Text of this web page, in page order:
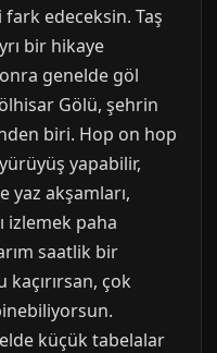
edeceksin. Taş
bir hikaye
genelde göl
Gölü, şehrin
biri. Hop on hop
yapabilir,
yaz akşamları,
izlemek paha
saatlik bir
çok
küçük tabelalar